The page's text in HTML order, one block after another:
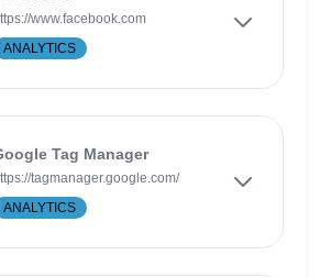
www.facebook.com
ANALYTICS
Tag Manager
tagmanager.google.com/
ANALYTICS